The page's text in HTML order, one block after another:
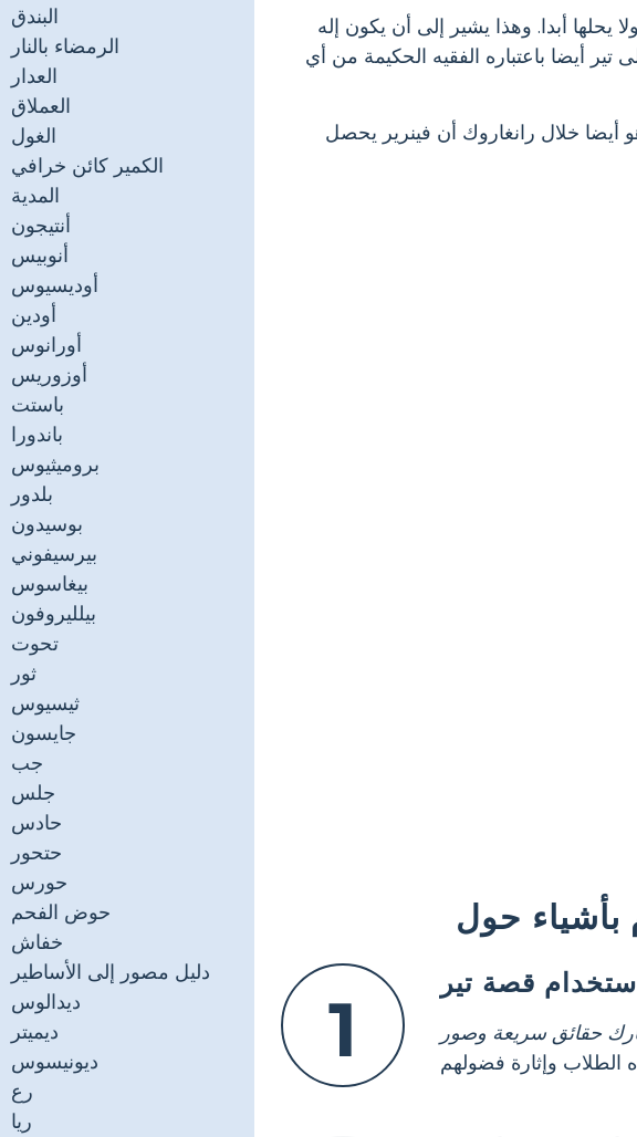
البندق
الرمضاء بالنار
العدار
العملاق
الغول
الكمير كائن خرافي
المدية
أنتيجون
أنوبيس
أوديسيوس
أودين
أورانوس
أوزوريس
باستت
باندورا
بروميثيوس
بلدور
بوسيدون
بيرسيفوني
بيغاسوس
بيلليروفون
تحوت
ثور
ثيسيوس
جايسون
جب
جلس
حادس
حتحور
حورس
حوض الفحم
خفاش
دليل مصور إلى الأساطير
ديدالوس
ديميتر
ديونيسوس
رع
ريا
أبدا. وهذا يشير إلى أن يكون إله
تير أيضا باعتباره الفقيه الحكيمة من أي
أيضا خلال رانغاروك أن فينرير يحصل
1
قصة تير
حقائق سريعة وصور